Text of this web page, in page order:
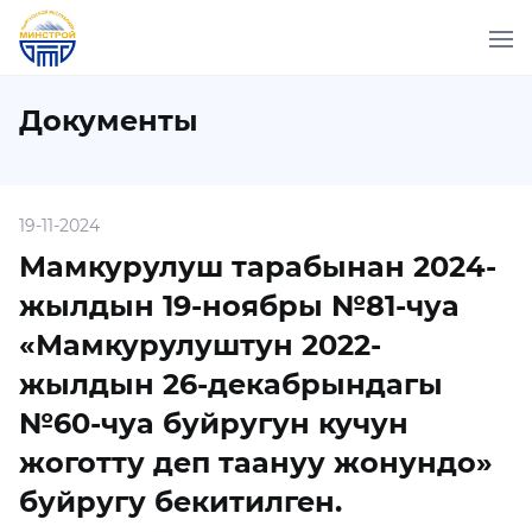
Документы
19-11-2024
Мамкурулуш тарабынан 2024-
жылдын 19-ноябры №81-чуа
«Мамкурулуштун 2022-
жылдын 26-декабрындагы
№60-чуа буйругун кучун
жоготту деп таануу жонундо»
буйругу бекитилген.